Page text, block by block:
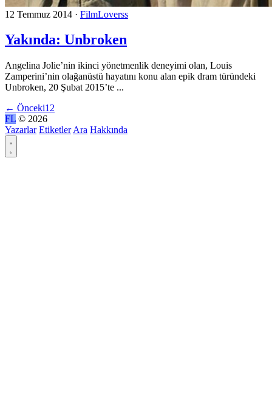
12 Temmuz 2014 · FilmLoverss
Yakında: Unbroken
Angelina Jolie’nin ikinci yönetmenlik deneyimi olan, Louis
Zamperini’nin olağanüstü hayatını konu alan epik dram türündeki
Unbroken, 20 Şubat 2015’te ...
← Önceki1 2
FL © 2026
Yazarlar Etiketler Ara Hakkında